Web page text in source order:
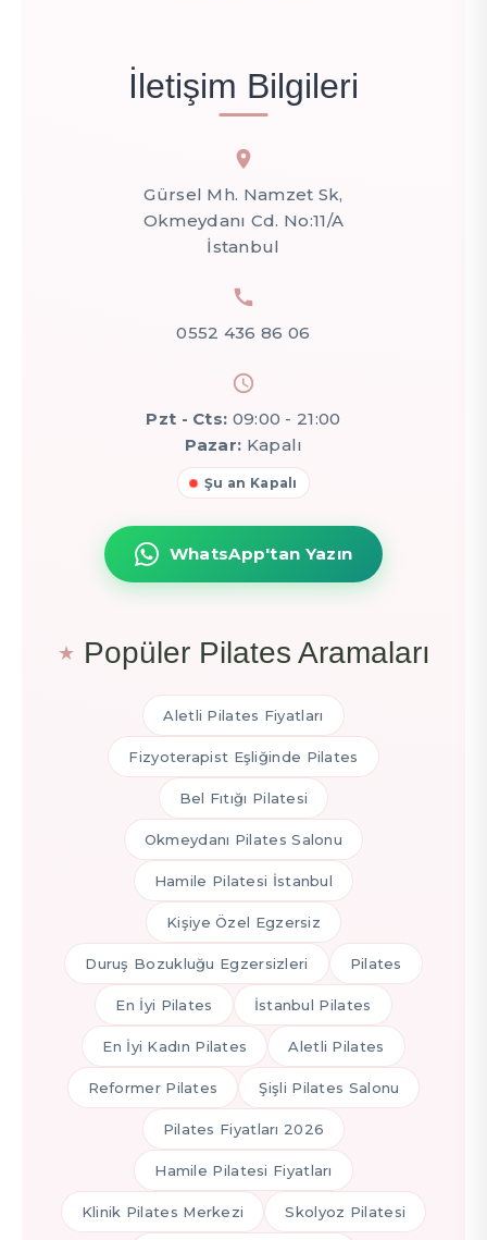
İletişim Bilgileri
Gürsel Mh. Namzet Sk,
Okmeydanı Cd. No:11/A
İstanbul
0552 436 86 06
Pzt - Cts: 09:00 - 21:00
Pazar: Kapalı
Şu an Kapalı
WhatsApp'tan Yazın
Popüler Pilates Aramaları
Aletli Pilates Fiyatları
Fizyoterapist Eşliğinde Pilates
Bel Fıtığı Pilatesi
Okmeydanı Pilates Salonu
Hamile Pilatesi İstanbul
Kişiye Özel Egzersiz
Duruş Bozukluğu Egzersizleri Pilates
En İyi Pilates İstanbul Pilates
En İyi Kadın Pilates Aletli Pilates
Reformer Pilates Şişli Pilates Salonu
Pilates Fiyatları 2026
Hamile Pilatesi Fiyatları
Klinik Pilates Merkezi Skolyoz Pilatesi